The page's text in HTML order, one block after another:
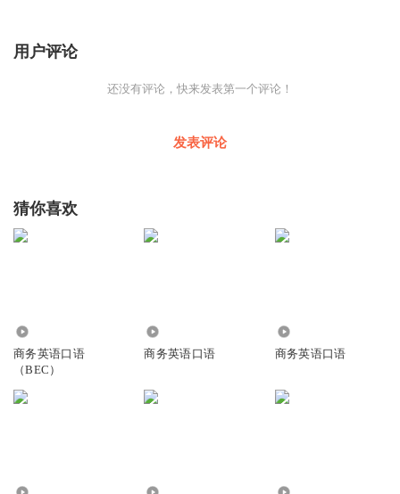
用户评论
还没有评论，快来发表第一个评论！
发表评论
猜你喜欢
商务英语口语
（BEC）
商务英语口语 商务英语口语